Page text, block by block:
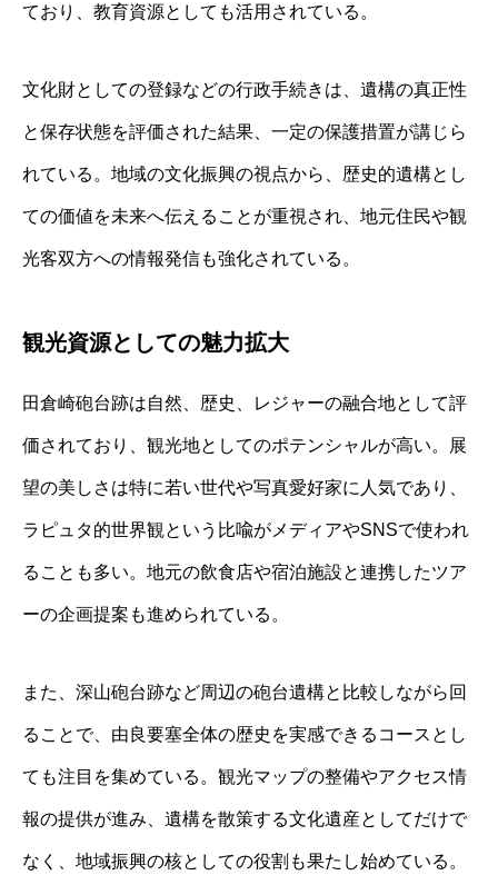
ており、教育資源としても活用されている。
文化財としての登録などの行政手続きは、遺構の真正性
と保存状態を評価された結果、一定の保護措置が講じら
れている。地域の文化振興の視点から、歴史的遺構とし
ての価値を未来へ伝えることが重視され、地元住民や観
光客双方への情報発信も強化されている。
観光資源としての魅力拡大
田倉崎砲台跡は自然、歴史、レジャーの融合地として評
価されており、観光地としてのポテンシャルが高い。展
望の美しさは特に若い世代や写真愛好家に人気であり、
ラピュタ的世界観という比喩がメディアやSNSで使われ
ることも多い。地元の飲食店や宿泊施設と連携したツア
ーの企画提案も進められている。
また、深山砲台跡など周辺の砲台遺構と比較しながら回
ることで、由良要塞全体の歴史を実感できるコースとし
ても注目を集めている。観光マップの整備やアクセス情
報の提供が進み、遺構を散策する文化遺産としてだけで
なく、地域振興の核としての役割も果たし始めている。